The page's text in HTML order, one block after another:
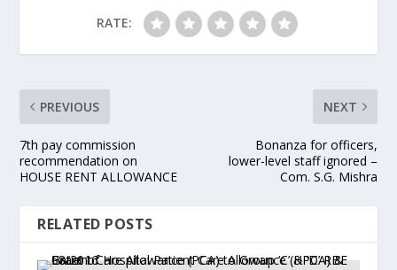
RATE:
PREVIOUS
7th pay commission
recommendation on
HOUSE RENT ALLOWANCE
NEXT
Bonanza for officers,
lower-level staff ignored –
Com. S.G. Mishra
RELATED POSTS